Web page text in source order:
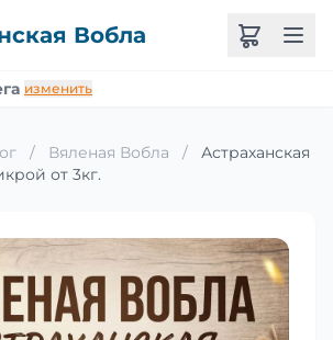
Вобла
изменить
/ Вяленая Вобла /
Астраханская
от 3кг.